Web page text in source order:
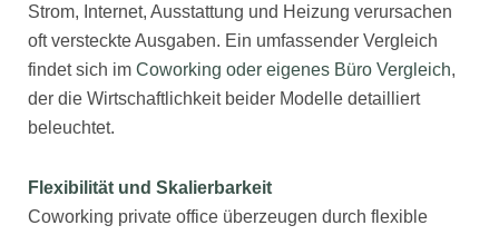
Strom, Internet, Ausstattung und Heizung verursachen
oft versteckte Ausgaben. Ein umfassender Vergleich
findet sich im Coworking oder eigenes Büro Vergleich,
der die Wirtschaftlichkeit beider Modelle detailliert
beleuchtet.
Flexibilität und Skalierbarkeit
Coworking private office überzeugen durch flexible